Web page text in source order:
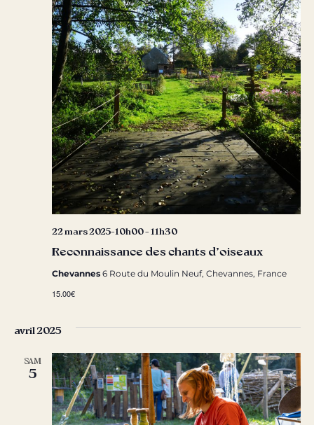
Reconnaissance des chants d’oiseaux
22 mars 2025-10h00- 11h30
Chevannes 6 Route du Moulin Neuf, Chevannes, France
15.00€
avril 2025
SAM
5